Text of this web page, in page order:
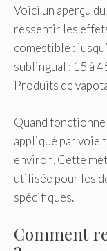
Voici un aperçu
ressentir les
comestible :
sublingual : 15 à
Produits de
Quand
appliqué par voie
environ. Cette
utilisée pour les
spécifiques.
Comment